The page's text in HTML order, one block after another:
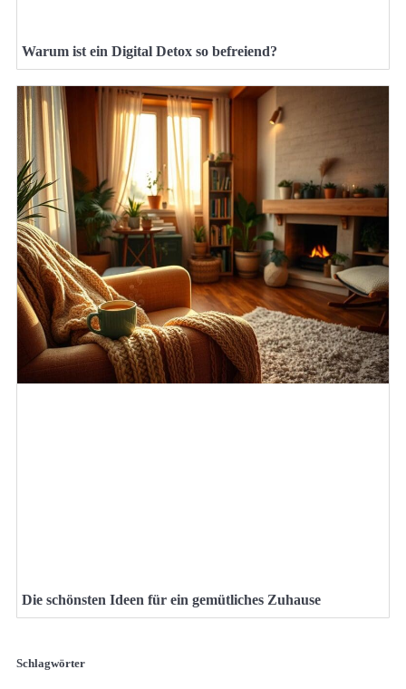
Warum ist ein Digital Detox so befreiend?
Die schönsten Ideen für ein gemütliches Zuhause
Schlagwörter